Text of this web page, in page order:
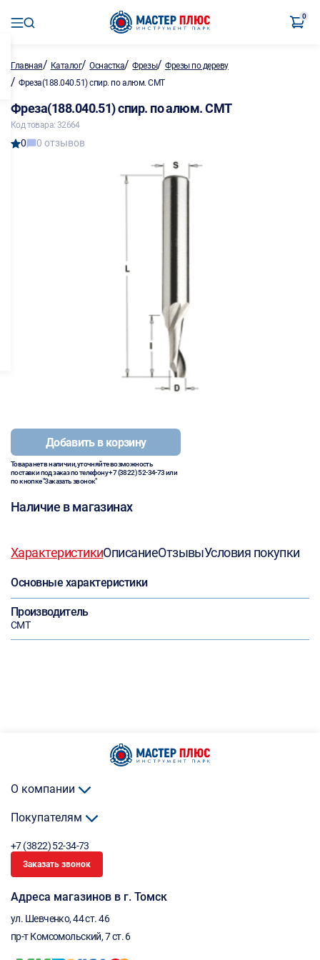
0
Главная/ Каталог/Оснастка/Фрезы/Фрезы по дереву
/ Фреза(188.040.51) спир. по алюм. CMT
Фреза(188.040.51) спир. по алюм. CMT
Код товара: 32664
0 0 отзывов
Добавить в корзину
Товара нет в наличии, уточняйте возможность
поставки под заказ по телефону+7 (3822) 52-34-73или
по кнопке "Заказать звонок"
Наличие в магазинах
ХарактеристикиОписаниеОтзывыУсловия покупки
Основные характеристики
Производитель
CMT
О компании
Покупателям
+7 (3822) 52-34-73
Заказать звонок
Адреса магазинов в г. Томск
ул. Шевченко, 44 ст. 46
пр-т Комсомольский, 7 ст. 6